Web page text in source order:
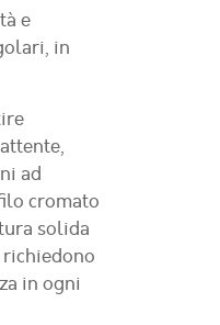
e
in
ad
cromato
solida
in ogni